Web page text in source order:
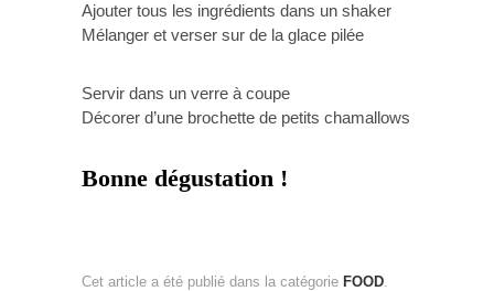
Ajouter tous les ingrédients dans un shaker
Mélanger et verser sur de la glace pilée
Servir dans un verre à coupe
Décorer d’une brochette de petits chamallows
Bonne dégustation !
Cet article a été publié dans la catégorie FOOD